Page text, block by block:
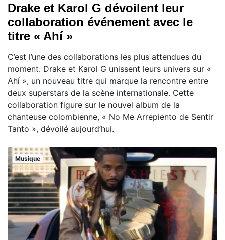
Drake et Karol G dévoilent leur
collaboration événement avec le
titre « Ahí »
C’est l’une des collaborations les plus attendues du
moment. Drake et Karol G unissent leurs univers sur «
Ahí », un nouveau titre qui marque la rencontre entre
deux superstars de la scène internationale. Cette
collaboration figure sur le nouvel album de la
chanteuse colombienne, « No Me Arrepiento de Sentir
Tanto », dévoilé aujourd’hui.
Musique